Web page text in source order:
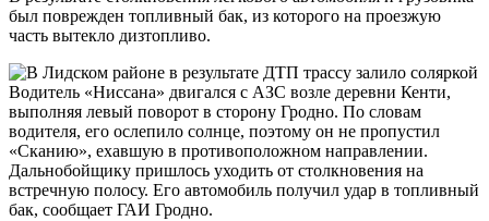
был поврежден топливный бак, из которого на проезжую
часть вытекло дизтопливо.
Водитель «Ниссана» двигался с АЗС возле деревни Кенти,
выполняя левый поворот в сторону Гродно. По словам
водителя, его ослепило солнце, поэтому он не пропустил
«Сканию», ехавшую в противоположном направлении.
Дальнобойщику пришлось уходить от столкновения на
встречную полосу. Его автомобиль получил удар в топливный
бак, сообщает ГАИ Гродно.